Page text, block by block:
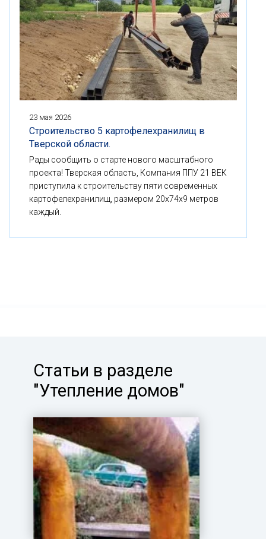
23 мая 2026
Строительство 5 картофелехранилищ в
Тверской области.
Рады сообщить о старте нового масштабного
проекта! Тверская область, Компания ППУ 21 ВЕК
приступила к строительству пяти современных
картофелехранилищ, размером 20x74x9 метров
каждый.
Статьи в разделе
"Утепление домов"